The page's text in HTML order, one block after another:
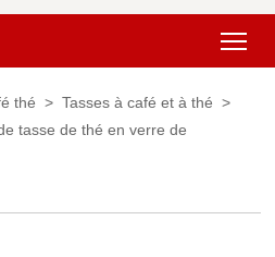
thé > Tasses à café et à thé >
tasse de thé en verre de